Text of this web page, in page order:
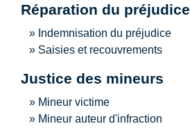
Réparation du préjudice
Indemnisation du préjudice
Saisies et recouvrements
Justice des mineurs
Mineur victime
Mineur auteur d'infraction